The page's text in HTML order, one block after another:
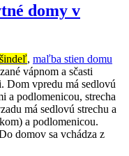
domy v
šindeľ, maľba stien domu
vápnom a sčasti
Dom vpredu má sedlovú
a podlomenicou, strecha
má sedlovú strechu a
a podlomenicou.
domov sa vchádza z